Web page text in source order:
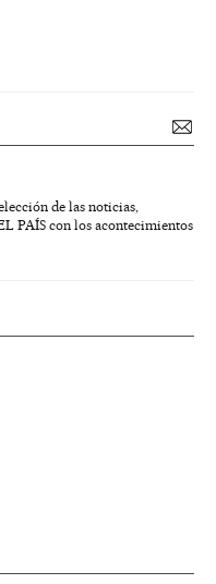
de las noticias,
PAÍS con los acontecimientos